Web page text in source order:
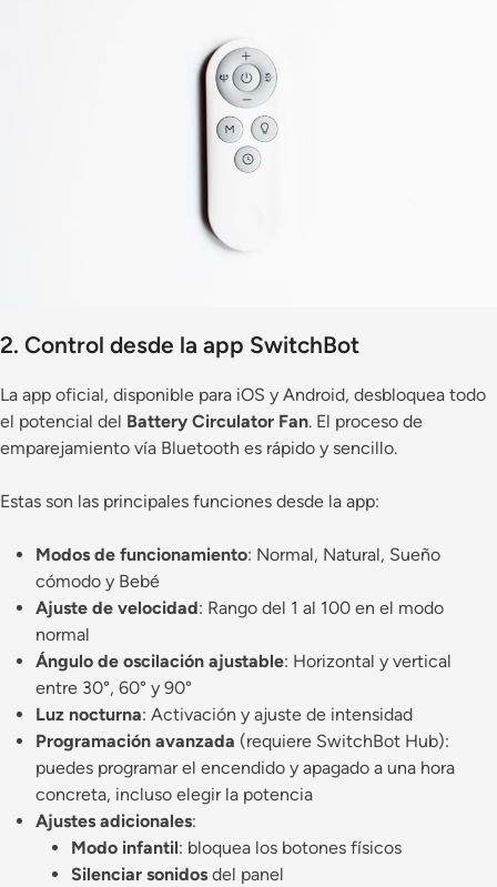
2. Control desde la app SwitchBot
La app oficial, disponible para iOS y Android, desbloquea todo
el potencial del Battery Circulator Fan. El proceso de
emparejamiento vía Bluetooth es rápido y sencillo.
Estas son las principales funciones desde la app:
Modos de funcionamiento: Normal, Natural, Sueño
cómodo y Bebé
Ajuste de velocidad: Rango del 1 al 100 en el modo
normal
Ángulo de oscilación ajustable: Horizontal y vertical
entre 30°, 60° y 90°
Luz nocturna: Activación y ajuste de intensidad
Programación avanzada (requiere SwitchBot Hub):
puedes programar el encendido y apagado a una hora
concreta, incluso elegir la potencia
Ajustes adicionales:
Modo infantil: bloquea los botones físicos
Silenciar sonidos del panel